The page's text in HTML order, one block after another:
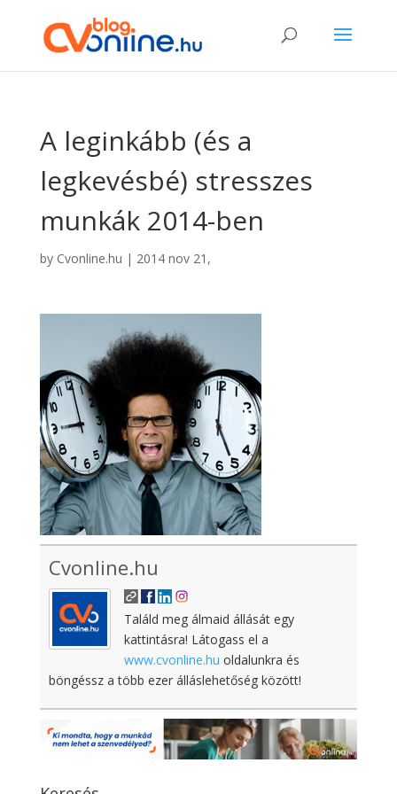
A leginkább (és a
legkevésbé) stresszes
munkák 2014-ben
by Cvonline.hu | 2014 nov 21,
Cvonline.hu
Találd meg álmaid állását egy
kattintásra! Látogass el a
www.cvonline.hu oldalunkra és
böngéssz a több ezer álláslehetőség között!